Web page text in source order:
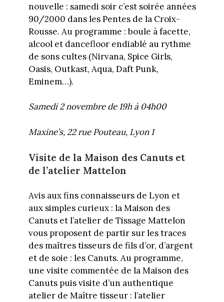
nouvelle : samedi soir c’est soirée années
90/2000 dans les Pentes de la Croix-
Rousse. Au programme : boule à facette,
alcool et dancefloor endiablé au rythme
de sons cultes (Nirvana, Spice Girls,
Oasis, Outkast, Aqua, Daft Punk,
Eminem…).
Samedi 2 novembre de 19h à 04h00
Maxine’s, 22 rue Pouteau, Lyon 1
Visite de la Maison des Canuts et
de l’atelier Mattelon
Avis aux fins connaisseurs de Lyon et
aux simples curieux : la Maison des
Canuts et l’atelier de Tissage Mattelon
vous proposent de partir sur les traces
des maîtres tisseurs de fils d’or, d’argent
et de soie : les Canuts. Au programme,
une visite commentée de la Maison des
Canuts puis visite d’un authentique
atelier de Maître tisseur : l’atelier